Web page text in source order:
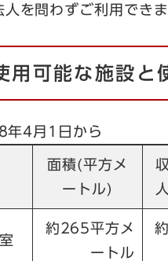
人を問わずご利用でき
用可能な施設と
年4月1日から
面積(平方メ
ートル)
約265平方メ
ートル